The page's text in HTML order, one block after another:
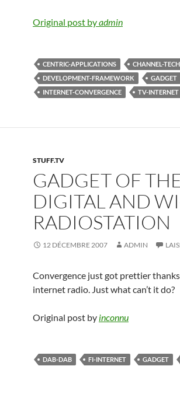
Original post byadmin
CENTRIC-APPLICATIONS
CHANNEL-
DEVELOPMENT-FRAMEWORK
GADGET
INTERNET-CONVERGENCE
TV-INTERNET
STUFF.TV
GADGET OF
DIGITAL AND
RADIOSTATION
12 DÉCEMBRE 2007 ADMIN
Convergence just got prettier
internet radio. Just what can’t it do?
Original post by inconnu
DAB-DAB FI-INTERNET GADGET